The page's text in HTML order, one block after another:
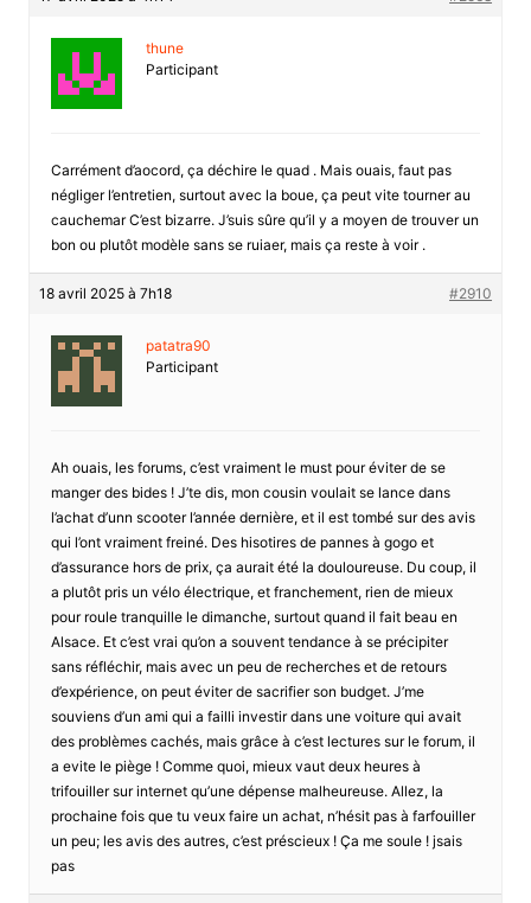
thune
Participant
Carrément d’aocord, ça déchire le quad . Mais ouais, faut pas
négliger l’entretien, surtout avec la boue, ça peut vite tourner au
cauchemar C’est bizarre. J’suis sûre qu’il y a moyen de trouver un
bon ou plutôt modèle sans se ruiaer, mais ça reste à voir .
18 avril 2025 à 7h18 #2910
patatra90
Participant
Ah ouais, les forums, c’est vraiment le must pour éviter de se
manger des bides ! J’te dis, mon cousin voulait se lance dans
l’achat d’unn scooter l’année dernière, et il est tombé sur des avis
qui l’ont vraiment freiné. Des hisotires de pannes à gogo et
d’assurance hors de prix, ça aurait été la douloureuse. Du coup, il
a plutôt pris un vélo électrique, et franchement, rien de mieux
pour roule tranquille le dimanche, surtout quand il fait beau en
Alsace. Et c’est vrai qu’on a souvent tendance à se précipiter
sans réfléchir, mais avec un peu de recherches et de retours
d’expérience, on peut éviter de sacrifier son budget. J’me
souviens d’un ami qui a failli investir dans une voiture qui avait
des problèmes cachés, mais grâce à c’est lectures sur le forum, il
a evite le piège ! Comme quoi, mieux vaut deux heures à
trifouiller sur internet qu’une dépense malheureuse. Allez, la
prochaine fois que tu veux faire un achat, n’hésit pas à farfouiller
un peu; les avis des autres, c’est préscieux ! Ça me soule ! jsais
pas